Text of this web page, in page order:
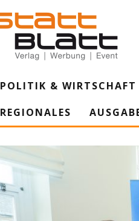
POLITIK & WIRTSCHAFT
REGIONALES